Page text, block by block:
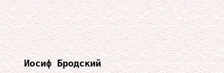
Иосиф Бродский